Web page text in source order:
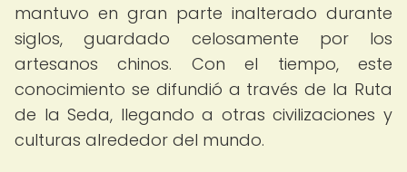
mantuvo en gran parte inalterado durante
siglos, guardado celosamente por los
artesanos chinos. Con el tiempo, este
conocimiento se difundió a través de la Ruta
de la Seda, llegando a otras civilizaciones y
culturas alrededor del mundo.